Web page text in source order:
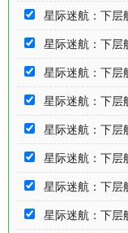
星际迷航：下
星际迷航：下
星际迷航：下
星际迷航：下
星际迷航：下
星际迷航：下
星际迷航：下
星际迷航：下